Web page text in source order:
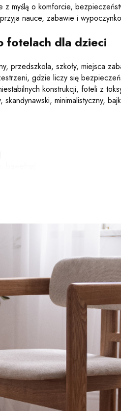
z myślą o komforcie,
nauce, zabawie i
fotelach dla dzieci
przedszkola, szkoły, miejsca
gdzie liczy się
konstrukcji, foteli z
minimalistyczny,
dla dorosłych
wzrostu dziecka
tkanin obiciowych)
wilgotną ściereczką
z zaleceniami producenta